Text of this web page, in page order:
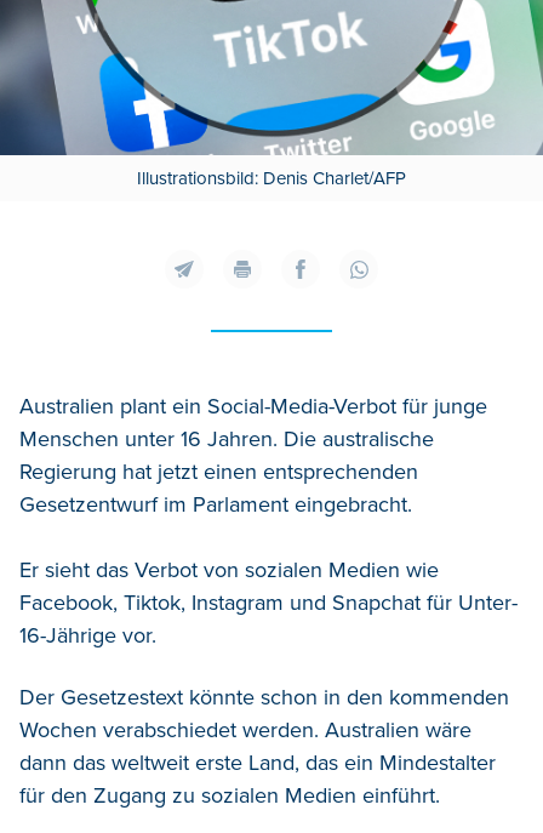
Illustrationsbild: Denis Charlet/AFP
Australien plant ein Social-Media-Verbot für junge
Menschen unter 16 Jahren. Die australische
Regierung hat jetzt einen entsprechenden
Gesetzentwurf im Parlament eingebracht.
Er sieht das Verbot von sozialen Medien wie
Facebook, Tiktok, Instagram und Snapchat für Unter-
16-Jährige vor.
Der Gesetzestext könnte schon in den kommenden
Wochen verabschiedet werden. Australien wäre
dann das weltweit erste Land, das ein Mindestalter
für den Zugang zu sozialen Medien einführt.